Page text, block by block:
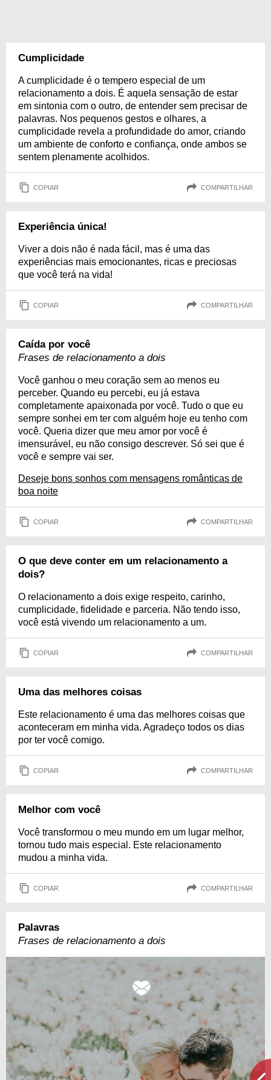
Cumplicidade
A cumplicidade é o tempero especial de um
relacionamento a dois. É aquela sensação de estar
em sintonia com o outro, de entender sem precisar de
palavras. Nos pequenos gestos e olhares, a
cumplicidade revela a profundidade do amor, criando
um ambiente de conforto e confiança, onde ambos se
sentem plenamente acolhidos.
COPIAR COMPARTILHAR
Experiência única!
Viver a dois não é nada fácil, mas é uma das
experiências mais emocionantes, ricas e preciosas
que você terá na vida!
COPIAR COMPARTILHAR
Caída por você
Frases de relacionamento a dois
Você ganhou o meu coração sem ao menos eu
perceber. Quando eu percebi, eu já estava
completamente apaixonada por você. Tudo o que eu
sempre sonhei em ter com alguém hoje eu tenho com
você. Queria dizer que meu amor por você é
imensurável, eu não consigo descrever. Só sei que é
você e sempre vai ser.
Deseje bons sonhos com mensagens românticas de
boa noite
COPIAR COMPARTILHAR
O que deve conter em um relacionamento a
dois?
O relacionamento a dois exige respeito, carinho,
cumplicidade, fidelidade e parceria. Não tendo isso,
você está vivendo um relacionamento a um.
COPIAR COMPARTILHAR
Uma das melhores coisas
Este relacionamento é uma das melhores coisas que
aconteceram em minha vida. Agradeço todos os dias
por ter você comigo.
COPIAR COMPARTILHAR
Melhor com você
Você transformou o meu mundo em um lugar melhor,
tornou tudo mais especial. Este relacionamento
mudou a minha vida.
COPIAR COMPARTILHAR
Palavras
Frases de relacionamento a dois